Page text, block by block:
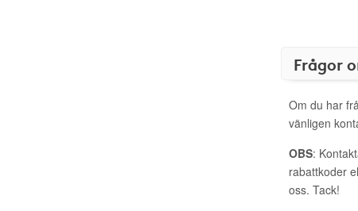
Frågor
Om du har
vänligen
OBS:
rabattkoder
oss. Tack!